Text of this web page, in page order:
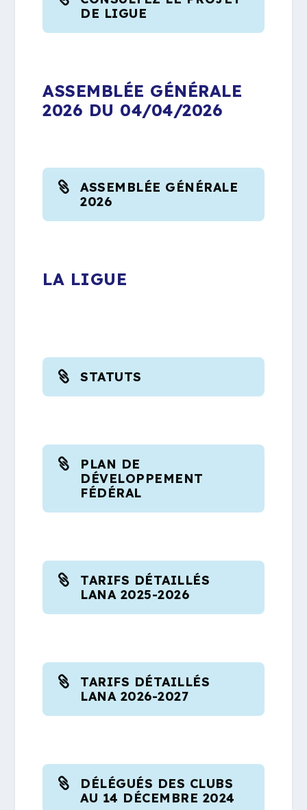
DE LIGUE
ASSEMBLÉE GÉNÉRALE
2026 DU 04/04/2026
ASSEMBLÉE GÉNÉRALE
2026
LA LIGUE
STATUTS
PLAN DE
DÉVELOPPEMENT
FÉDÉRAL
TARIFS DÉTAILLÉS
LANA 2025-2026
TARIFS DÉTAILLÉS
LANA 2026-2027
DÉLÉGUÉS DES CLUBS
AU 14 DÉCEMBRE 2024